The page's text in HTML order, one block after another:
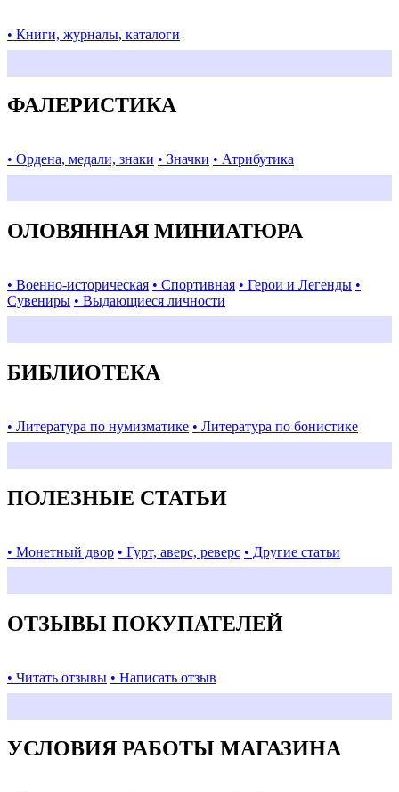
• Книги, журналы, каталоги
ФАЛЕРИСТИКА
• Ордена, медали, знаки • Значки • Атрибутика
ОЛОВЯННАЯ МИНИАТЮРА
• Военно-историческая • Спортивная • Герои и Легенды •
Сувениры • Выдающиеся личности
БИБЛИОТЕКА
• Литература по нумизматике • Литература по бонистике
ПОЛЕЗНЫЕ СТАТЬИ
• Монетный двор • Гурт, аверс, реверс • Другие статьи
ОТЗЫВЫ ПОКУПАТЕЛЕЙ
• Читать отзывы • Написать отзыв
УСЛОВИЯ РАБОТЫ МАГАЗИНА